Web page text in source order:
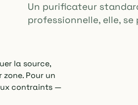
Un purificateur
professionnelle, elle, se
la source,
Pour un
contraints —